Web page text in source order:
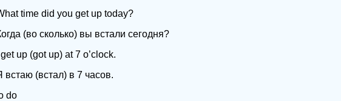
time did you get up today?
(во сколько) вы встали сегодня?
I get up (got up) at 7 o’clock.
встаю (встал) в 7 часов.
do